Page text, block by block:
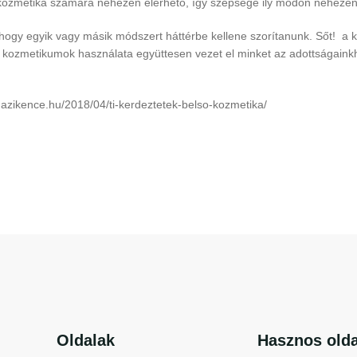
egyik vagy másik módszert háttérbe kellene szorítanunk. Sőt! a
használata együttesen vezet el minket az
2018/04/ti-kerdeztetek-belso-kozmetika/
Oldalak Hasznos